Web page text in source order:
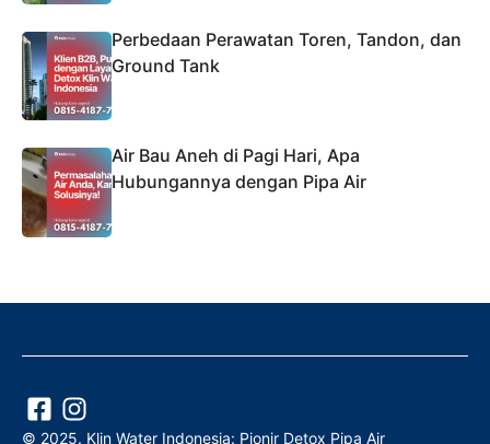
Perbedaan Perawatan Toren, Tandon, dan
Ground Tank
Air Bau Aneh di Pagi Hari, Apa
Hubungannya dengan Pipa Air
© 2025. Klin Water Indonesia: Pionir Detox Pipa Air